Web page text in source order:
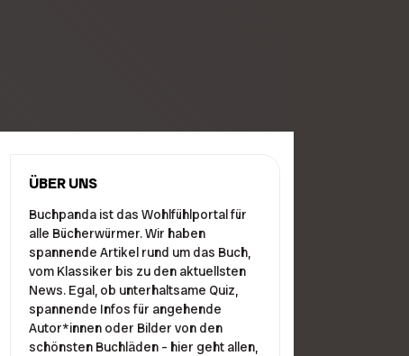
ÜBER UNS
Buchpanda ist das Wohlfühlportal für
alle Bücherwürmer. Wir haben
spannende Artikel rund um das Buch,
vom Klassiker bis zu den aktuellsten
News. Egal, ob unterhaltsame Quiz,
spannende Infos für angehende
Autor*innen oder Bilder von den
schönsten Buchläden – hier geht allen,